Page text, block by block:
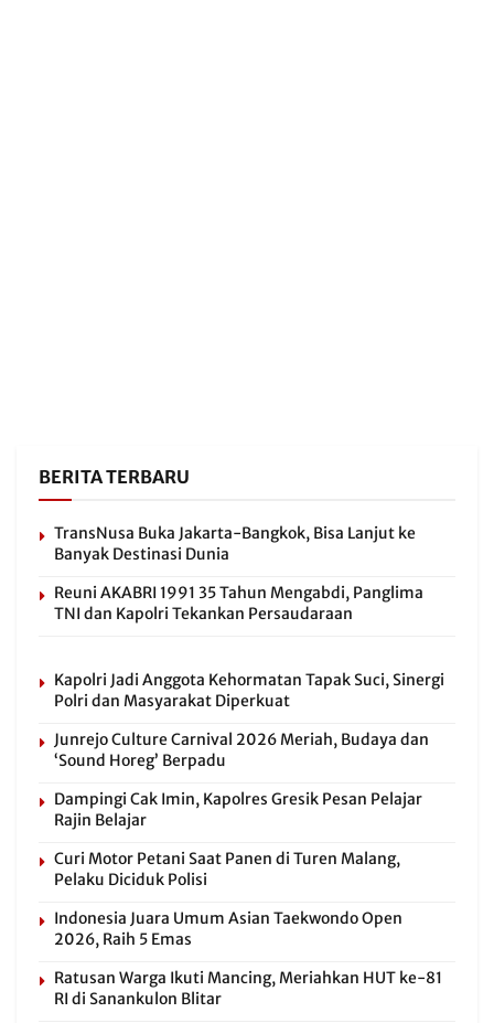
BERITA TERBARU
TransNusa Buka Jakarta-Bangkok, Bisa Lanjut ke
Banyak Destinasi Dunia
Reuni AKABRI 1991 35 Tahun Mengabdi, Panglima
TNI dan Kapolri Tekankan Persaudaraan
Kapolri Jadi Anggota Kehormatan Tapak Suci, Sinergi
Polri dan Masyarakat Diperkuat
Junrejo Culture Carnival 2026 Meriah, Budaya dan
‘Sound Horeg’ Berpadu
Dampingi Cak Imin, Kapolres Gresik Pesan Pelajar
Rajin Belajar
Curi Motor Petani Saat Panen di Turen Malang,
Pelaku Diciduk Polisi
Indonesia Juara Umum Asian Taekwondo Open
2026, Raih 5 Emas
Ratusan Warga Ikuti Mancing, Meriahkan HUT ke-81
RI di Sanankulon Blitar